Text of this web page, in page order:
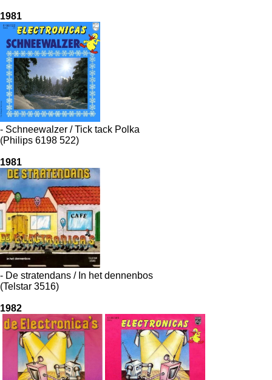
1981
- Schneewalzer / Tick tack Polka
(Philips 6198 522)
1981
- De stratendans / In het dennenbos
(Telstar 3516)
1982